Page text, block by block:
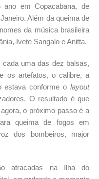
em Copacabana, de
Além da queima de
da música brasileira
Ivete Sangalo e Anitta.
cada uma das dez balsas,
os artefatos, o calibre, a
estava conforme o layout
O resultado é que
o próximo passo é a
queima de fogos em
dos bombeiros, major
atracadas na Ilha do